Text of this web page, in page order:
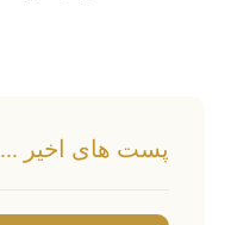
پست های اخیر ...